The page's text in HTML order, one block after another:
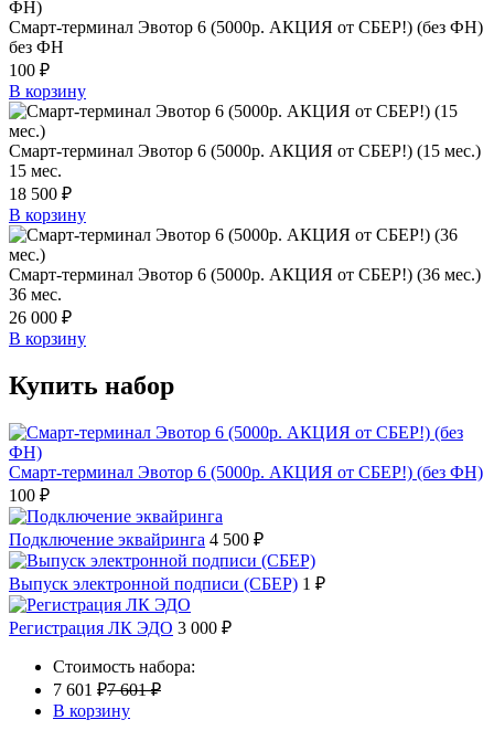
Смарт-терминал Эвотор 6 (5000р. АКЦИЯ от СБЕР!) (без ФН)
без ФН
100 ₽
В корзину
Смарт-терминал Эвотор 6 (5000р. АКЦИЯ от СБЕР!) (15 мес.)
15 мес.
18 500 ₽
В корзину
Смарт-терминал Эвотор 6 (5000р. АКЦИЯ от СБЕР!) (36 мес.)
36 мес.
26 000 ₽
В корзину
Купить набор
Смарт-терминал Эвотор 6 (5000р. АКЦИЯ от СБЕР!) (без ФН)
100 ₽
Подключение эквайринга 4 500 ₽
Выпуск электронной подписи (СБЕР) 1 ₽
Регистрация ЛК ЭДО 3 000 ₽
Стоимость набора:
7 601 ₽7 601 ₽
В корзину